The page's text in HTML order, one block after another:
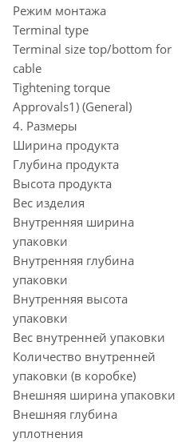
Режим монтажа
Terminal type
Terminal size top/bottom for
cable
Tightening torque
Approvals1) (General)
4. Размеры
Ширина продукта
Глубина продукта
Высота продукта
Вес изделия
Внутренняя ширина
упаковки
Внутренняя глубина
упаковки
Внутренняя высота
упаковки
Вес внутренней упаковки
Количество внутренней
упаковки (в коробке)
Внешняя ширина упаковки
Внешняя глубина
уплотнения